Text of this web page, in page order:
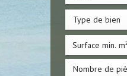
Type de bien
Nombre de